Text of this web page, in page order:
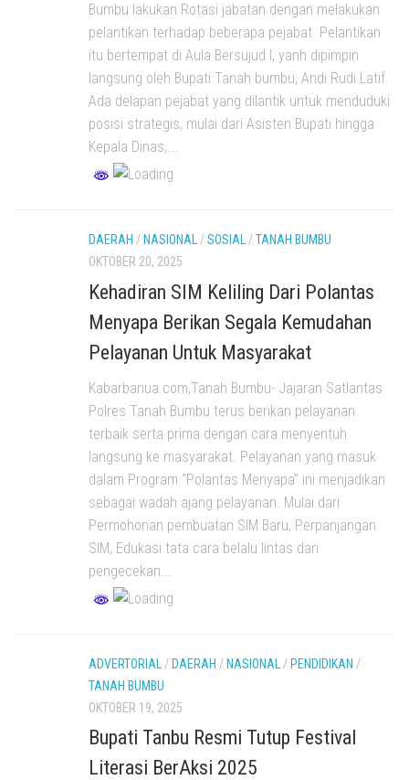
Bumbu lakukan Rotasi jabatan dengan melakukan
pelantikan terhadap beberapa pejabat. Pelantikan
itu bertempat di Aula Bersujud I, yanh dipimpin
langsung oleh Bupati Tanah bumbu, Andi Rudi Latif.
Ada delapan pejabat yang dilantik untuk menduduki
posisi strategis, mulai dari Asisten Bupati hingga
Kepala Dinas,...
DAERAH / NASIONAL/SOSIAL/TANAH BUMBU
OKTOBER 20, 2025
Kehadiran SIM Keliling Dari Polantas
Menyapa Berikan Segala Kemudahan
Pelayanan Untuk Masyarakat
Kabarbanua.com,Tanah Bumbu- Jajaran Satlantas
Polres Tanah Bumbu terus berikan pelayanan
terbaik serta prima dengan cara menyentuh
langsung ke masyarakat. Pelayanan yang masuk
dalam Program “Polantas Menyapa” ini menjadikan
sebagai wadah ajang pelayanan. Mulai dari
Permohonan pembuatan SIM Baru, Perpanjangan
SIM, Edukasi tata cara belalu lintas dan
pengecekan...
ADVERTORIAL / DAERAH / NASIONAL / PENDIDIKAN /
TANAH BUMBU
OKTOBER 19, 2025
Bupati Tanbu Resmi Tutup Festival
Literasi BerAksi 2025